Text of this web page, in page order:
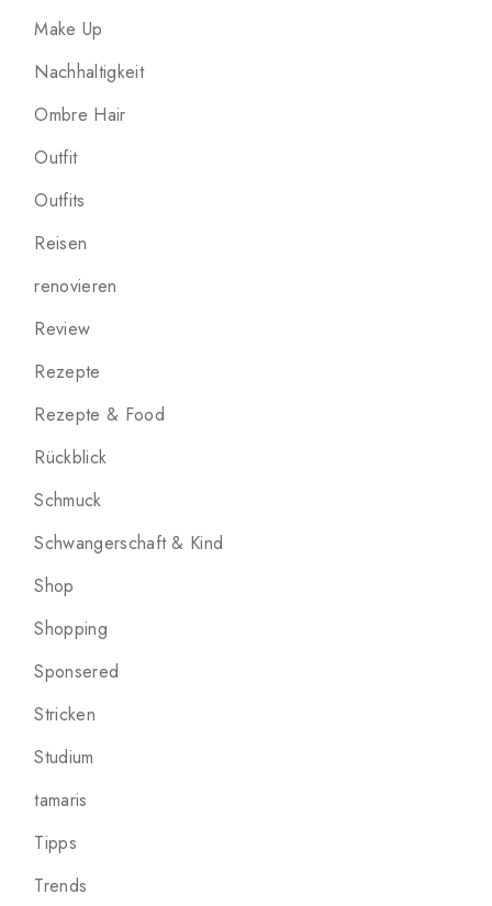
Make Up
Nachhaltigkeit
Ombre Hair
Outfit
Outfits
Reisen
renovieren
Review
Rezepte
Rezepte & Food
Rückblick
Schmuck
Schwangerschaft & Kind
Shop
Shopping
Sponsered
Stricken
Studium
tamaris
Tipps
Trends